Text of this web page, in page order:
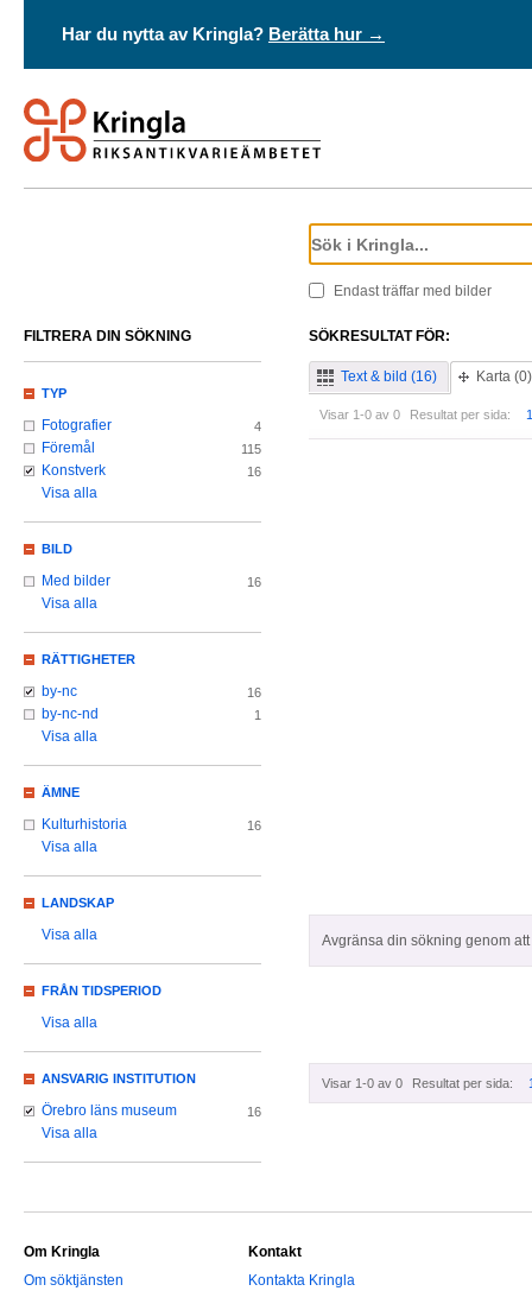
Har du nytta av Kringla? Berätta hur →
Endast träffar med bilder
SÖKRESULTAT FÖR:
Text & bild (16) Karta (0)
Visar 1-0 av 0 Resultat per sida:
Avgränsa din sökning genom
Visar 1-0 av 0 Resultat per sida:
FILTRERA DIN SÖKNING
TYP
Fotografier 4
Föremål 115
Konstverk 16
Visa alla
BILD
Med bilder 16
Visa alla
RÄTTIGHETER
by-nc 16
by-nc-nd 1
Visa alla
ÄMNE
Kulturhistoria 16
Visa alla
LANDSKAP
Visa alla
FRÅN TIDSPERIOD
Visa alla
ANSVARIG INSTITUTION
Örebro läns museum 16
Visa alla
Om Kringla
Om söktjänsten
Kontakt
Kontakta Kringla